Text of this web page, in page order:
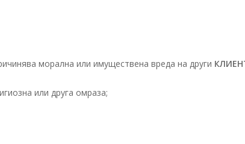
морална или имуществена вреда на други
или друга омраза;